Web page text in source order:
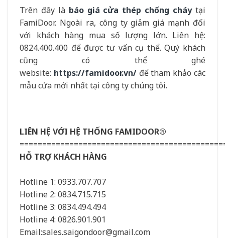
Trên đây là báo giá cửa thép chống cháytại
FamiDoor. Ngoài ra, công ty giảm giá mạnh đối
với khách hàng mua số lượng lớn. Liên hệ:
0824.400.400 để được tư vấn cụ thể. Quý khách
cũng có thể ghé
website: https://famidoor.vn/để tham khảo các
mẫu cửa mới nhất tại công ty chúng tôi.
LIÊN HỆ VỚI HỆ THỐNG FAMIDOOR®
HỖ TRỢ KHÁCH HÀNG
Hotline 1: 0933.707.707
Hotline 2: 0834.715.715
Hotline 3: 0834.494.494
Hotline 4: 0826.901.901
Email:sales.saigondoor@gmail.com